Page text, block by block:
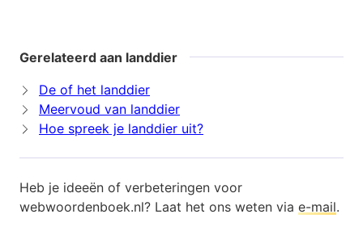
Gerelateerd aan landdier
De of het landdier
Meervoud van landdier
Hoe spreek je landdier uit?
Heb je ideeën of verbeteringen voor
webwoordenboek.nl? Laat het ons weten via e-mail.